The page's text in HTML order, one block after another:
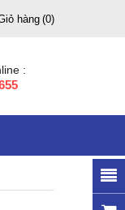
hàng 0
: